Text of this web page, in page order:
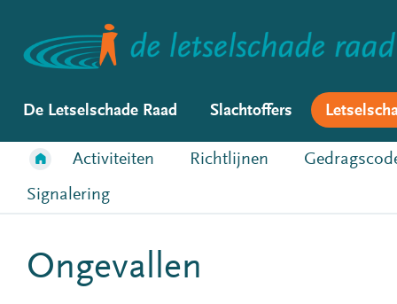
De Letselschade Raad Slachtoffers
Activiteiten Richtlijnen
Signalering
Ongevallen